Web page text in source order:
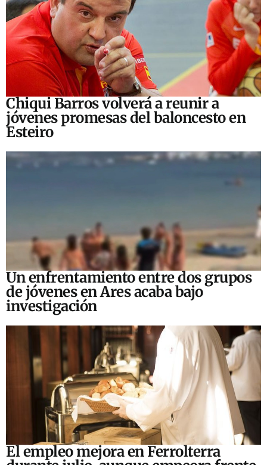
Chiqui Barros volverá a reunir a
jóvenes promesas del baloncesto en
Esteiro
Un enfrentamiento entre dos grupos
de jóvenes en Ares acaba bajo
investigación
El empleo mejora en Ferrolterra